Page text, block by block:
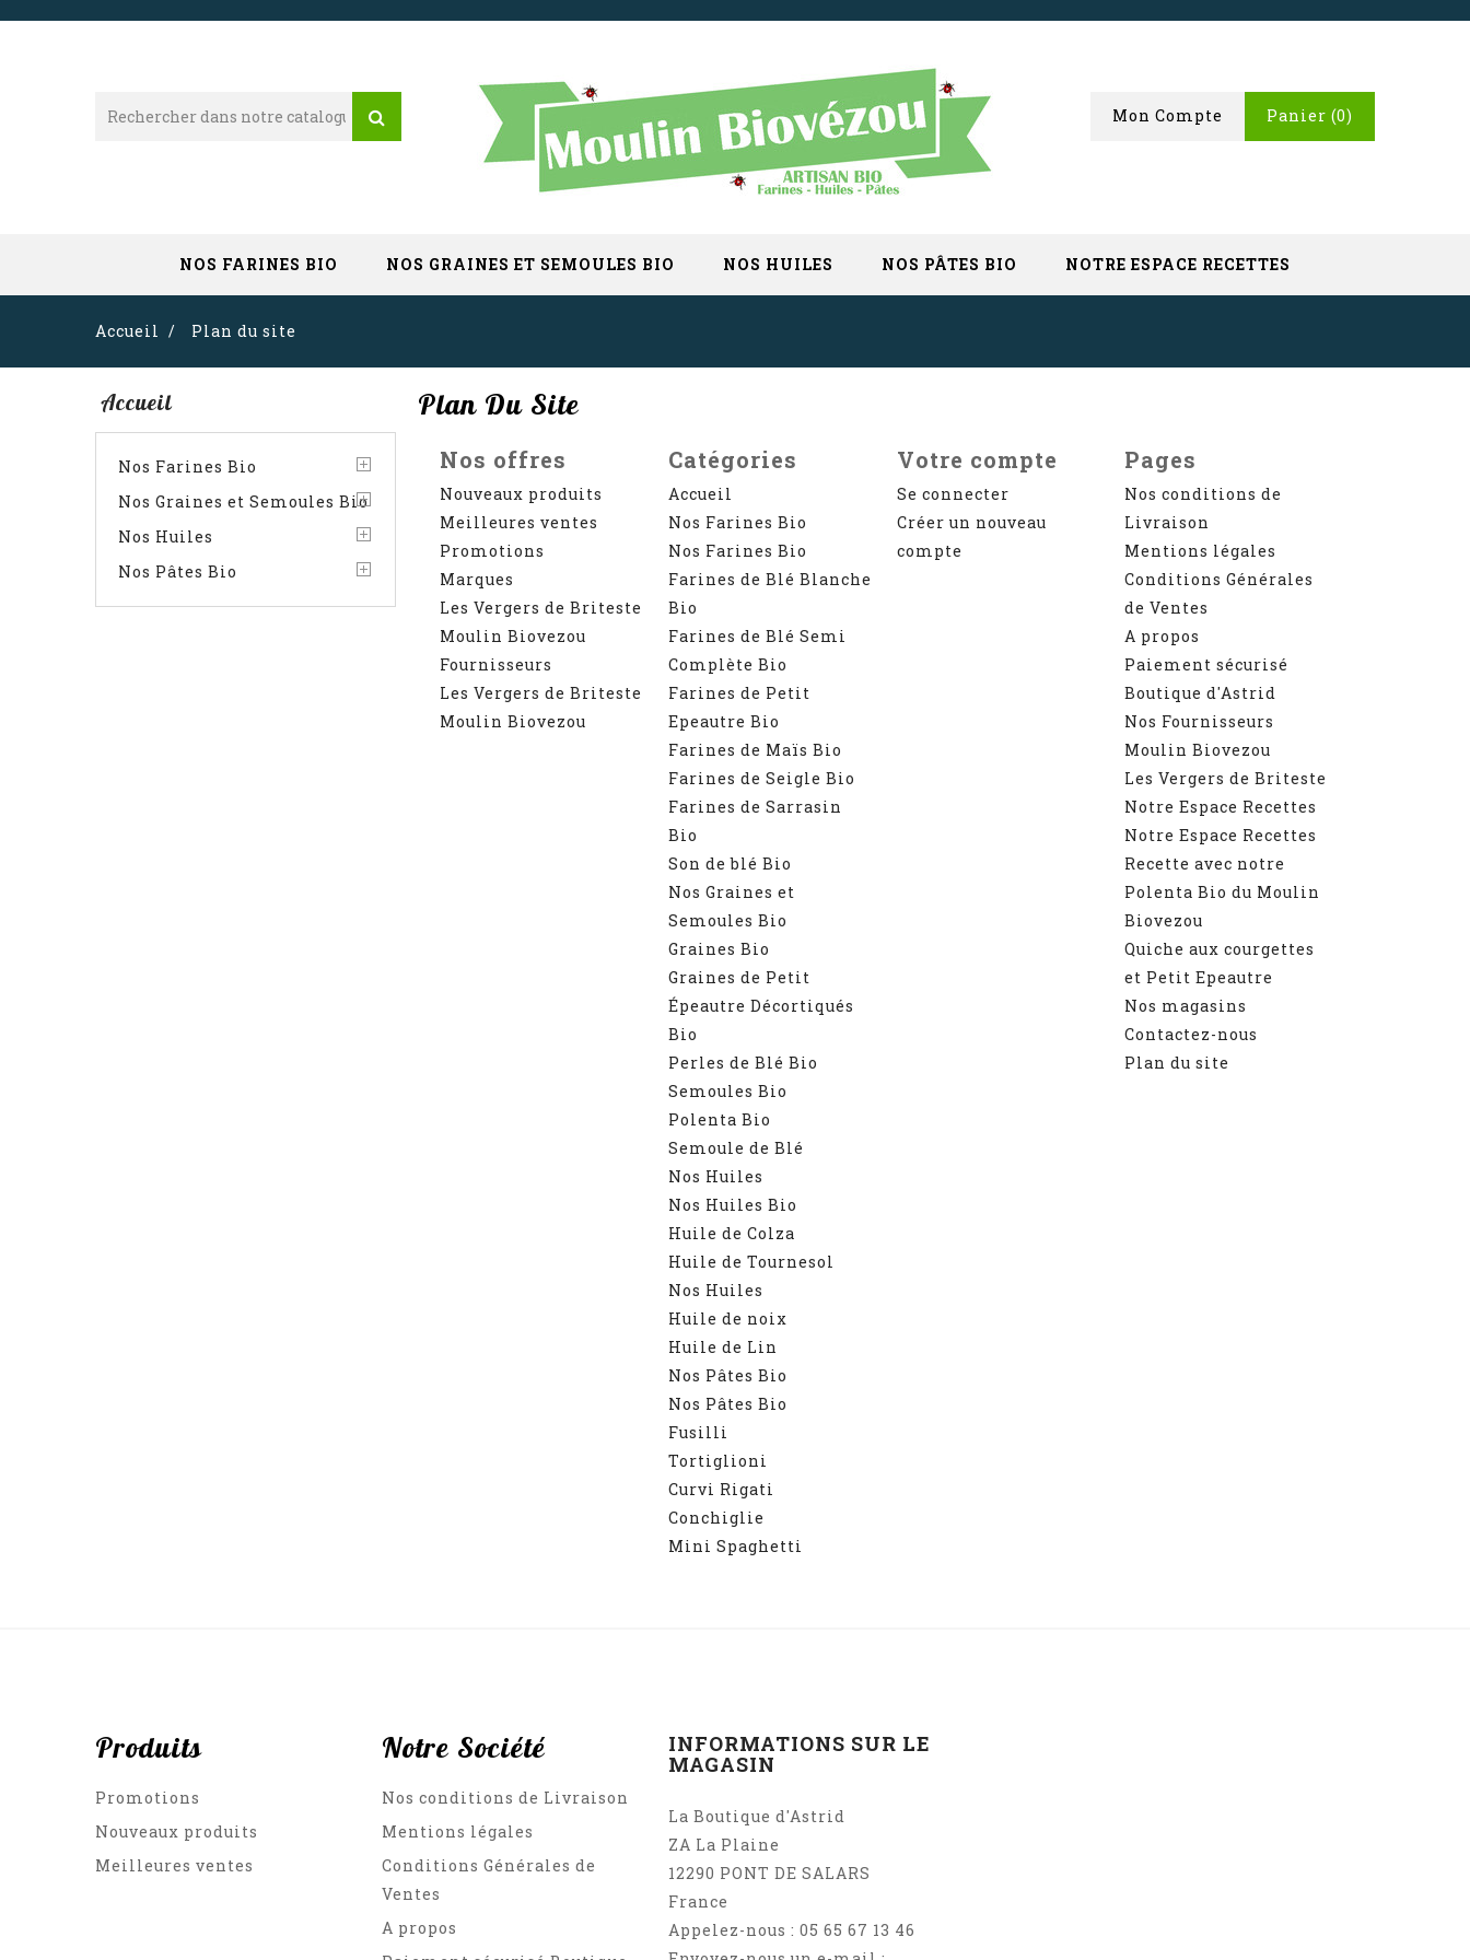
Panier (0)
Mon Compte
NOS FARINES BIO NOS GRAINES ET SEMOULES BIO NOS HUILES NOS PÂTES BIO NOTRE ESPACE RECETTES
Accueil Plan du site
Accueil
Nos Farines Bio
Nos Graines et Semoules Bio
Nos Huiles
Nos Pâtes Bio
Plan Du Site
Nos offres
Nouveaux produits
Meilleures ventes
Promotions
Marques
Les Vergers de Briteste
Moulin Biovezou
Fournisseurs
Les Vergers de Briteste
Moulin Biovezou
Catégories
Accueil
Nos Farines Bio
Nos Farines Bio
Farines de Blé Blanche
Bio
Farines de Blé Semi
Complète Bio
Farines de Petit
Epeautre Bio
Farines de Maïs Bio
Farines de Seigle Bio
Farines de Sarrasin
Bio
Son de blé Bio
Nos Graines et
Semoules Bio
Graines Bio
Graines de Petit
Épeautre Décortiqués
Bio
Perles de Blé Bio
Semoules Bio
Polenta Bio
Semoule de Blé
Nos Huiles
Nos Huiles Bio
Huile de Colza
Huile de Tournesol
Nos Huiles
Huile de noix
Huile de Lin
Nos Pâtes Bio
Nos Pâtes Bio
Fusilli
Tortiglioni
Curvi Rigati
Conchiglie
Mini Spaghetti
Votre compte
Se connecter
Créer un nouveau
compte
Pages
Nos conditions de
Livraison
Mentions légales
Conditions Générales
de Ventes
A propos
Paiement sécurisé
Boutique d'Astrid
Nos Fournisseurs
Moulin Biovezou
Les Vergers de Briteste
Notre Espace Recettes
Notre Espace Recettes
Recette avec notre
Polenta Bio du Moulin
Biovezou
Quiche aux courgettes
et Petit Epeautre
Nos magasins
Contactez-nous
Plan du site
Produits
Promotions
Nouveaux produits
Meilleures ventes
Notre Société
Nos conditions de Livraison
Mentions légales
Conditions Générales de
Ventes
A propos
INFORMATIONS SUR LE
MAGASIN
La Boutique d'Astrid
ZA La Plaine
12290 PONT DE SALARS
France
Appelez-nous : 05 65 67 13 46